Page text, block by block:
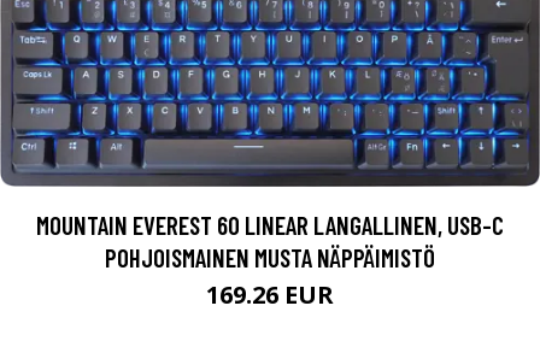
MOUNTAIN EVEREST 60 LINEAR LANGALLINEN, USB-C
POHJOISMAINEN MUSTA NÄPPÄIMISTÖ
169.26 EUR